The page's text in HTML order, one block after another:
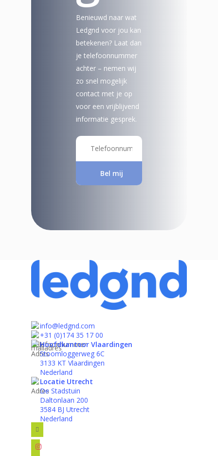
Benieuwd naar wat
Ledgnd voor jou kan
betekenen? Laat dan
je telefoonnummer
achter – nemen wij
zo snel mogelijk
contact met je op
voor een vrijblijvend
informatie gesprek.
info@ledgnd.com
+31 (0)174 35 17 00
Hoofdkantoor Vlaardingen
Stoomloggerweg 6C
3133 KT Vlaardingen
Nederland
Locatie Utrecht
De Stadstuin
Daltonlaan 200
3584 BJ Utrecht
Nederland
facebook
instagram